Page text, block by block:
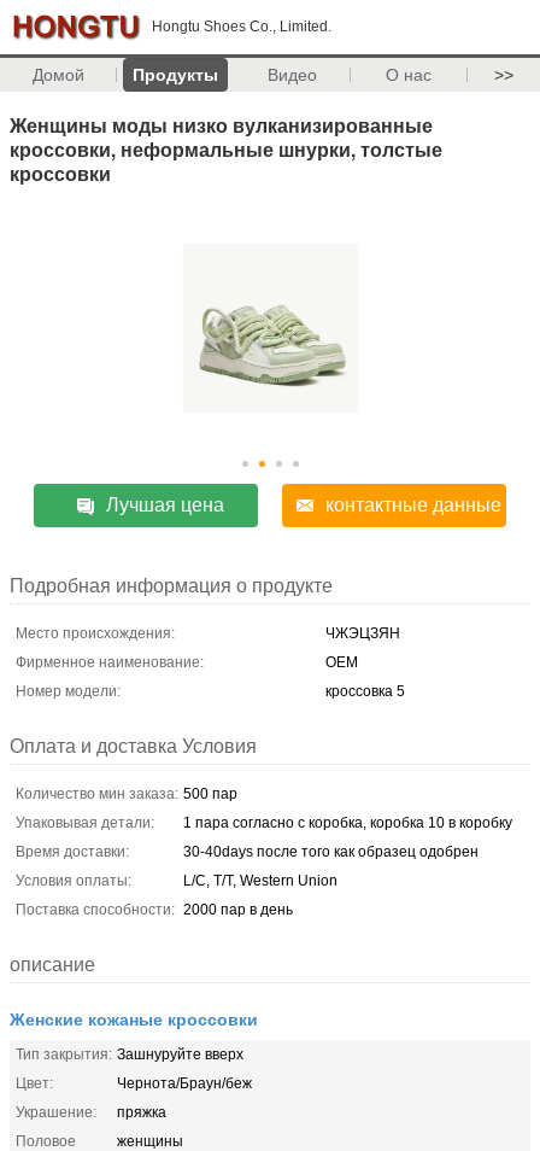
Hongtu Shoes Co., Limited.
Домой Продукты Видео О нас >>
Женщины моды низко вулканизированные
кроссовки, неформальные шнурки, толстые
кроссовки
Лучшая цена контактные данные
Подробная информация о продукте
Место происхождения:
ЧЖЭЦЗЯН
Фирменное наименование:
OEM
Номер модели:
кроссовка 5
Оплата и доставка Условия
Количество мин заказа: 500 пар
Упаковывая детали:
1 пара согласно с коробка, коробка 10 в коробку
Время доставки:
30-40days после того как образец одобрен
Условия оплаты:
L/C, T/T, Western Union
Поставка способности: 2000 пар в день
описание
Женские кожаные кроссовки
Тип закрытия: Зашнуруйте вверх
Цвет:
Чернота/Браун/беж
Украшение:
пряжка
Половое
женщины